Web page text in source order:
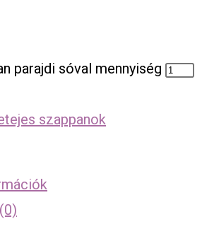
parajdi sóval mennyiség
szappanok